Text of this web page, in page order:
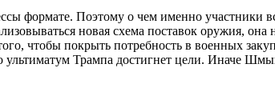
формате. Поэтому о чем именно участники
новая схема поставок оружия,
чтобы покрыть потребность в военных
Трампа достигнет цели. Иначе